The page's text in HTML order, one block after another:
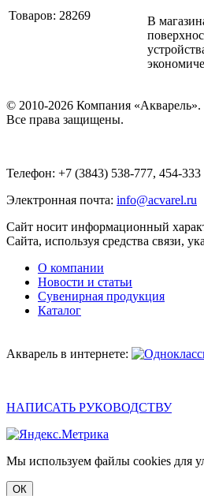
Товаров: 28269
В
© 2010-2026 Компания «Акварель».
Все права защищены.
Телефон: +7 (3843) 538-777, 454-333
Электронная почта: info@acvarel.ru
Сайт носит информационный
Сайта, используя средства связи,
О компании
Новости и статьи
Сувенирная продукция
Каталог
Акварель в интернете:
НАПИСАТЬ РУКОВОДСТВУ
Мы используем файлы cookies для
ОК